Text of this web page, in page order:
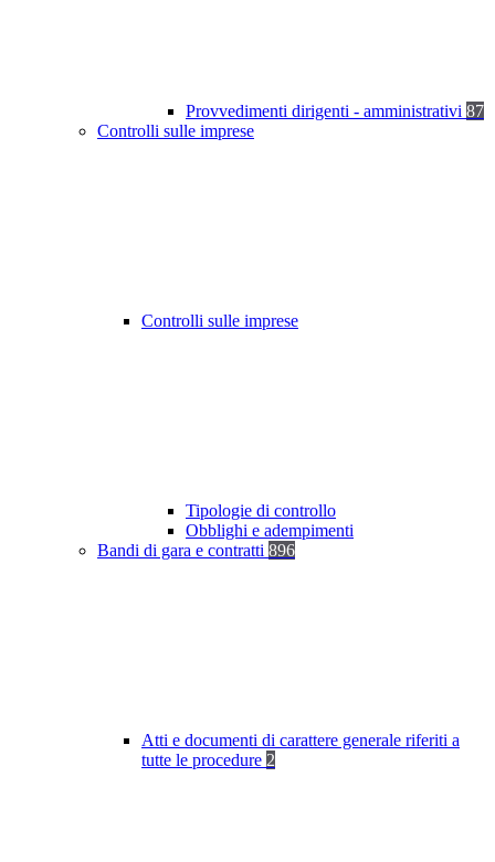
Provvedimenti dirigenti - amministrativi 87
Controlli sulle imprese
Controlli sulle imprese
Tipologie di controllo
Obblighi e adempimenti
Bandi di gara e contratti 896
Atti e documenti di carattere generale riferiti a
tutte le procedure 2